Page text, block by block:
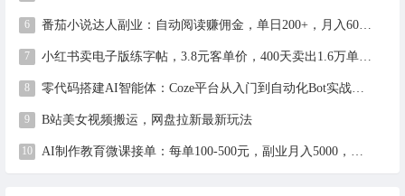
B站美女视频搬运，网盘拉新最新玩法